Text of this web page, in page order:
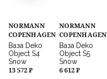
NORMANN
COPENHAGEN
Ваза Deko
Object S4
Snow
13 572 ₽
NORMANN
COPENHAGEN
Ваза Deko
Object S5
Snow
6 612 ₽